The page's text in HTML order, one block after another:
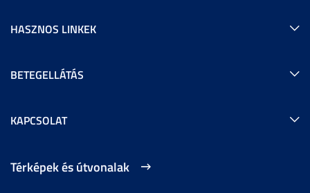
HASZNOS LINKEK
BETEGELLÁTÁS
KAPCSOLAT
Térképek és útvonalak